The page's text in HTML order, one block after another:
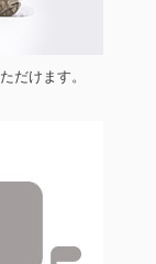
だけます。